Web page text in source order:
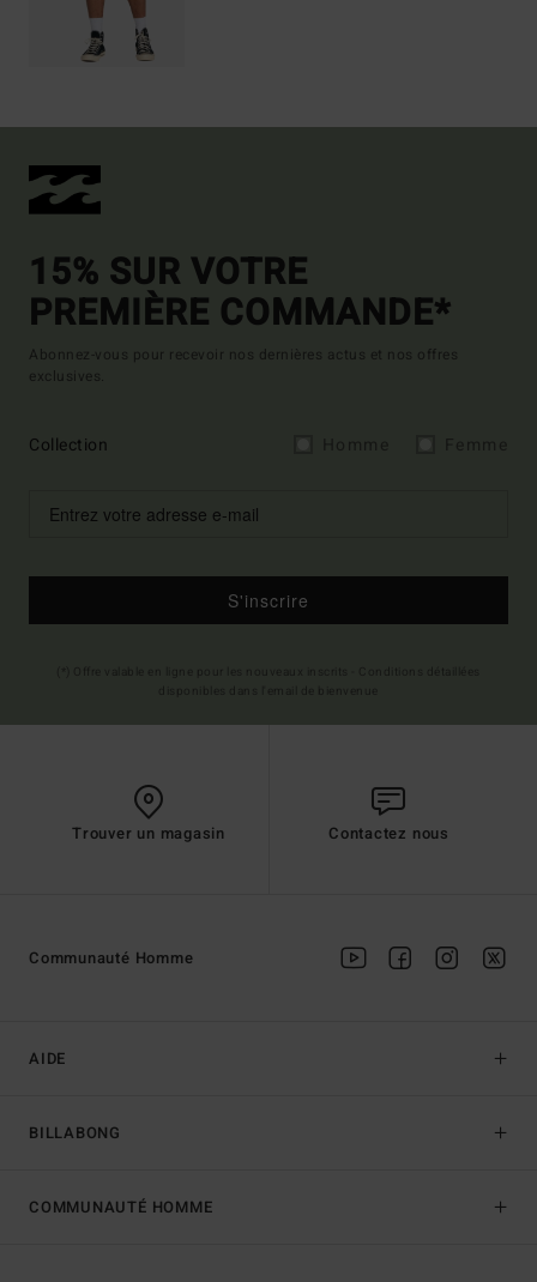
15% SUR VOTRE
PREMIÈRE COMMANDE*
Abonnez-vous pour recevoir nos dernières actus et nos offres
exclusives.
Collection
S'inscrire
Trouver un magasin Contactez nous
AIDE
BILLABONG
Communauté Homme
COMMUNAUTÉ HOMME